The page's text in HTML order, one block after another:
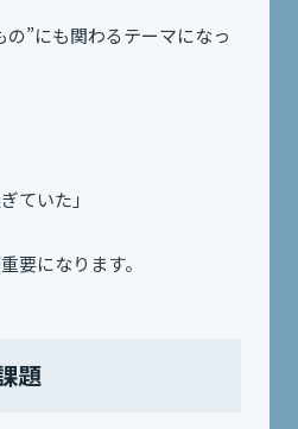
の”にも関わるテーマになっ
ていた」
要になります。
題